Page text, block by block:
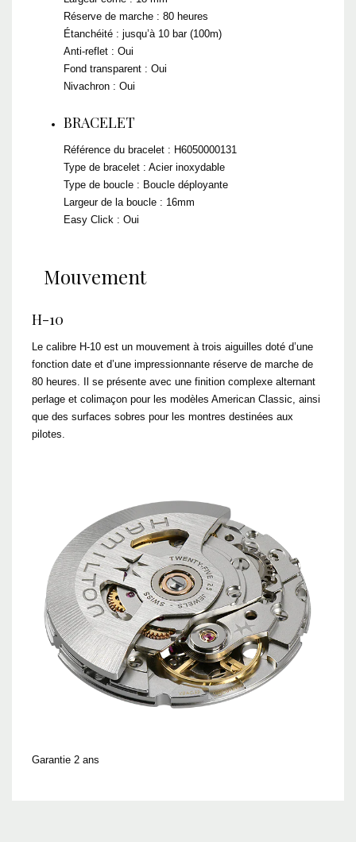
Réserve de marche : 80 heures
Étanchéité : jusqu’à 10 bar (100m)
Anti-reflet : Oui
Fond transparent : Oui
Nivachron : Oui
BRACELET
Référence du bracelet : H6050000131
Type de bracelet : Acier inoxydable
Type de boucle : Boucle déployante
Largeur de la boucle : 16mm
Easy Click : Oui
Mouvement
H-10
Le calibre H-10 est un mouvement à trois aiguilles doté d’une
fonction date et d’une impressionnante réserve de marche de
80 heures. Il se présente avec une finition complexe alternant
perlage et colimaçon pour les modèles American Classic, ainsi
que des surfaces sobres pour les montres destinées aux
pilotes.
Garantie 2 ans